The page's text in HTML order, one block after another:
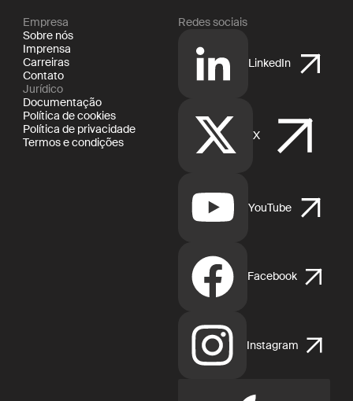
Empresa
Sobre nós
Imprensa
Carreiras
Contato
Jurídico
Documentação
Política de cookies
Política de privacidade
Termos e condições
Redes sociais
LinkedIn
X
YouTube
Facebook
Instagram